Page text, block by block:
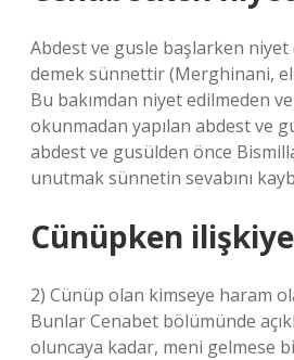
Abdest ve gusle başlarken
demek sünnettir (Merghinani,
Bu bakımdan niyet edilmeden
okunmadan yapılan abdest ve
abdest ve gusülden önce
unutmak sünnetin sevabını
Cünüpken
2) Cünüp olan kimseye haram
Bunlar Cenabet bölümünde
oluncaya kadar, meni gelmese